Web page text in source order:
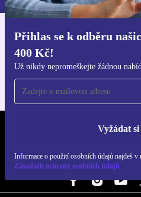
Přihlas se k odběru
400 Kč!
Už nikdy nepromeškejte žádnou
Vyžádat
Informace o použití osobních údajů najdeš v
Zásadách ochrany osobních údajů
Stáhni si
REFURBED ČESKO
SLEDUJ